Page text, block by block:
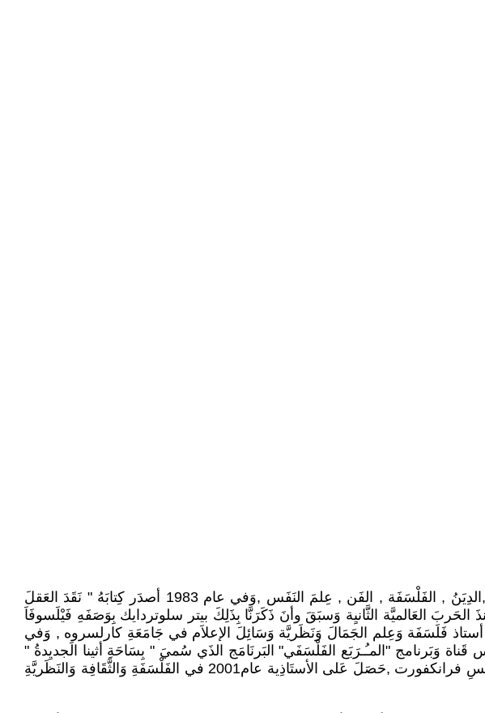
إنّ بيتر سلوتردايك كَاتِبَ حُر , نَشر العَدِيدَ مِن الأعَمالِ وَالدرَّاسات و بإهتِمَامَاتٍ مُتَعَدِدَةٌ مِثلَ : الثَّقَافَة ,الدِيَنُ , الفَلْسَفَة , الفَن , عِلمَ النَفَس ,وَفي عام 1983 أصدَر كِتابَهُ " نَقَدَ العَقلَ
الحَربَ العَالميَّة الثَّانيِة وَسبَقَ وأنَ ذَكَرَنَّا بِذَلِكَ بيتر سلوتردايك بِوَصَفَهِ فَيْلَسوفَاَ
في القَرْنِ العَشريَّن , في عَام 1988 كَانَ مُحاضِراً زائراَ في جَامَعَةِ فرانكفورت ,وَفي عَام 1992-1993 أستاذ فَلَسَفَة وَعِلم الجَمَالَ وَنَظَريَّة وَسَائِلَ الإعلاَم في جَامَعَةِ كارلسروه , وَفي
الفَلَسَفَة الثَّقَافيِ في أَكَادِيميَّةِ الْفُنُونُ الجَمْيَّلَة في فينا , وَمُنذَ عام 2002 كَانَ رَّئيس قَناة وَبَرنامج "المـُـرَبَع الفَلْسَفَي" البَرنَامَج الذَي سُميَ " بِسَاحَةِ أثينا الَجديِدةُ "
وَالمـُكَرَسَة لمـُنَاقَشَة القَضَايا الفَلسَفَيَّة المــُعَاصِرةُ بِصَورةٍ مُعَمَقةٌ, وفي عَام 2008 أَصبح عضو في مَجلسِ فرانكفورت ,حَصَلَ عَلى الأستَاذِية عام2001 في الفَلْسَفَةِ وَالثَّقَافِة وَالنَظَريَّةِ